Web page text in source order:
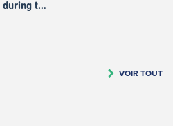
during t…
VOIR TOUT